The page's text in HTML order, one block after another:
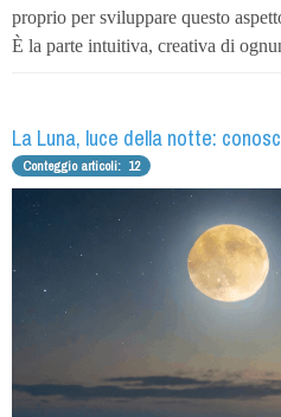
proprio per sviluppare questo
È la parte intuitiva, creativa di
La Luna, luce della notte:
Conteggio articoli: 12